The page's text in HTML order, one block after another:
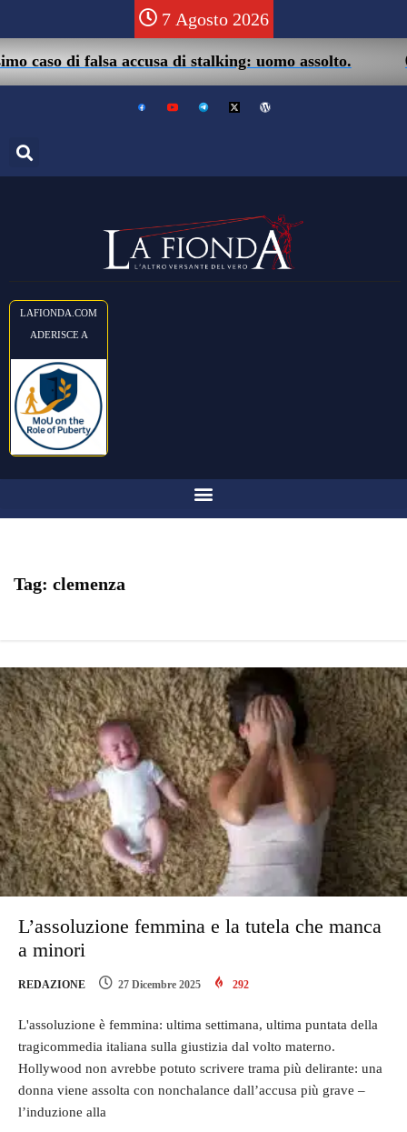
7 Agosto 2026
di falsa accusa di stalking: uomo assolto.
LAFIONDA.COM
ADERISCE A
Tag: clemenza
L’assoluzione femmina e la tutela che manca
a minori
REDAZIONE 27 Dicembre 2025 292
L'assoluzione è femmina: ultima settimana, ultima puntata della
tragicommedia italiana sulla giustizia dal volto materno.
Hollywood non avrebbe potuto scrivere trama più delirante: una
donna viene assolta con nonchalance dall’accusa più grave –
l’induzione alla